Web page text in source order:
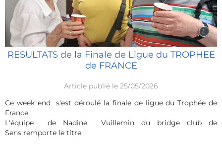
RESULTATS de la Finale de Ligue du TROPHEE
de FRANCE
Article publié le 25/05/2026
Ce week end s'est déroulé la finale de ligue du Trophée de
France
L'équipe de Nadine Vuillemin du bridge club de
Sens remporte le titre